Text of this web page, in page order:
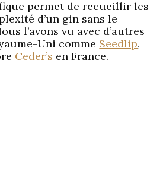
permet de recueillir les
d’un gin sans le
l’avons vu avec d’autres
Uni comme Seedlip,
Ceder’s en France.